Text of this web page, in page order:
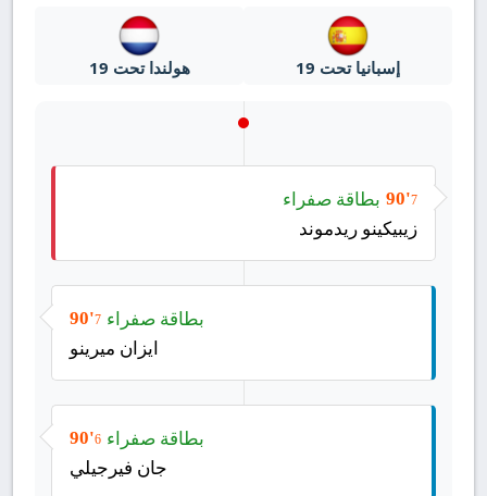
إسبانيا تحت 19 هولندا تحت 19
90'7
بطاقة صفراء
زيبيكينو ريدموند
90'7 بطاقة صفراء
ايزان ميرينو
90'6 بطاقة صفراء
جان فيرجيلي